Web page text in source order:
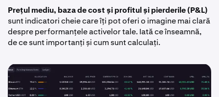
Prețul mediu, baza de cost și profitul și pierderile (P&L)
sunt indicatori cheie care îți pot oferi o imagine mai clară
despre performanțele activelor tale. Iată ce înseamnă,
de ce sunt importanți și cum sunt calculați.